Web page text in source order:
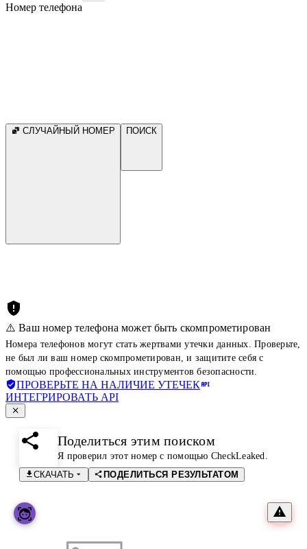
Номер телефона
СЛУЧАЙНЫЙ НОМЕР ПОИСК
⚠️ Ваш номер телефона может быть скомпрометирован
Номера телефонов могут стать жертвами утечки данных. Проверьте,
не был ли ваш номер скомпрометирован, и защитите себя с
помощью профессиональных инструментов безопасности.
ПРОВЕРЬТЕ НА НАЛИЧИЕ УТЕЧЕК
ИНТЕГРИРОВАТЬ API
Поделиться этим поиском
Я проверил этот номер с помощью CheckLeaked.
СКАЧАТЬ
ПОДЕЛИТЬСЯ РЕЗУЛЬТАТОМ